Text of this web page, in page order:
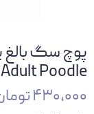
Adult Poodle وزن 85 گرم
۴۳۰,۰۰۰ تومان